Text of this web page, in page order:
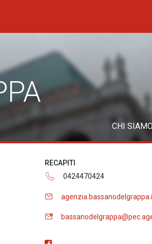
CHI
RECAPITI
0424470424